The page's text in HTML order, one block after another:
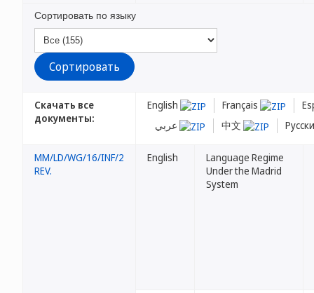
Сортировать по языку
Скачать все
документы:
English Français
中文
MM/LD/WG/16/INF/2
REV.
English
Language Regime
Under the Madrid
System